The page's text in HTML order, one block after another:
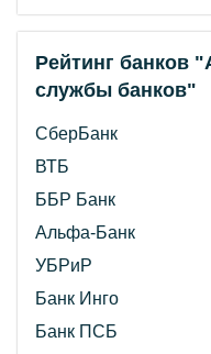
Рейтинг банков
службы банков"
СберБанк
ВТБ
ББР Банк
Альфа-Банк
УБРиР
Банк Инго
Банк ПСБ